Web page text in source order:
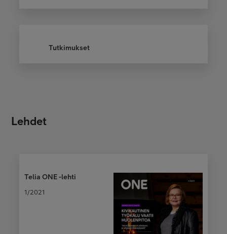
Tutkimukset
Lehdet
Telia ONE -lehti
1/2021